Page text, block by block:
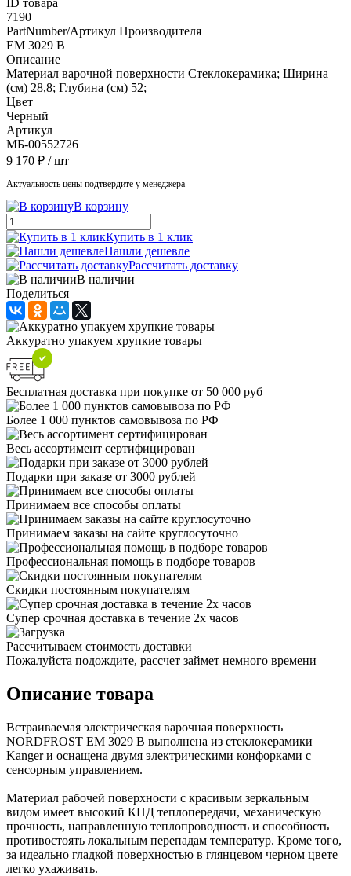
7190
PartNumber/Артикул Производителя
EM 3029 B
Описание
Материал варочной поверхности Стеклокерамика; Ширина
(см) 28,8; Глубина (см) 52;
Цвет
Черный
Артикул
МБ-00552726
9 170 ₽ / шт
Актуальность цены подтвердите у менеджера
В корзину
Купить в 1 клик
Нашли дешевле
Рассчитать доставку
В наличии
Поделиться
Аккуратно упакуем хрупкие товары
Бесплатная доставка при покупке от 50 000 руб
Более 1 000 пунктов самовывоза по РФ
Весь ассортимент сертифицирован
Подарки при заказе от 3000 рублей
Принимаем все способы оплаты
Принимаем заказы на сайте круглосуточно
Профессиональная помощь в подборе товаров
Скидки постоянным покупателям
Супер срочная доставка в течение 2х часов
Рассчитываем стоимость доставки
Пожалуйста подождите, рассчет займет немного времени
Описание товара
Встраиваемая электрическая варочная поверхность
NORDFROST EM 3029 B выполнена из стеклокерамики
Kanger и оснащена двумя электрическими конфорками с
сенсорным управлением.
Материал рабочей поверхности с красивым зеркальным
видом имеет высокий КПД теплопередачи, механическую
прочность, направленную теплопроводность и способность
противостоять локальным перепадам температур. Кроме того,
за идеально гладкой поверхностью в глянцевом черном цвете
легко ухаживать.